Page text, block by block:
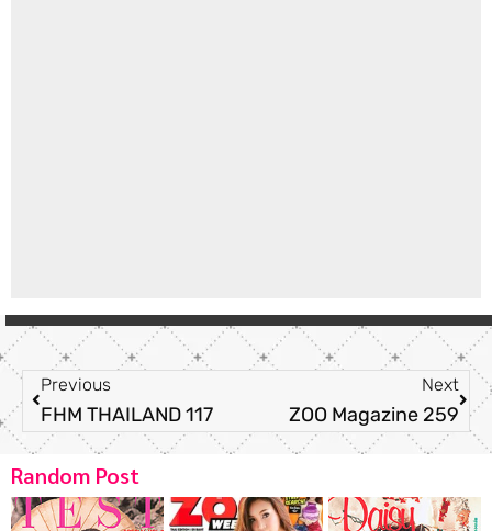
Previous
FHM THAILAND 117
Next
ZOO Magazine 259
Random Post